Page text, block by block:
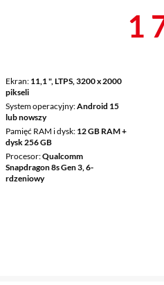
Ekran 11,1 ", LTPS, 3200 x 2000
pikseli
System operacyjny Android 15
lub nowszy
Pamięć RAM i dysk 12 GB RAM +
dysk 256 GB
Procesor Qualcomm
Snapdragon 8s Gen 3, 6-
rdzeniowy
1